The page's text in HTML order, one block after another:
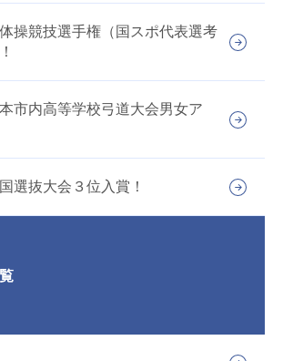
体操競技選手権（国スポ代表選考
市内高等学校弓道大会男女ア
選抜大会３位入賞！